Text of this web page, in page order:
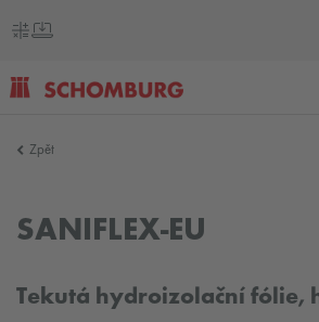
Zpět
SANIFLEX-EU
Tekutá hydroizolační fólie,